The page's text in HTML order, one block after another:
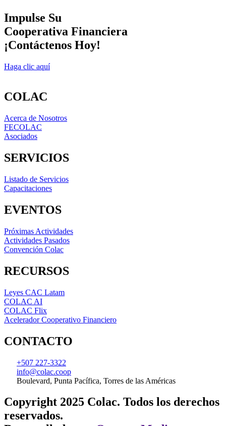
Impulse Su
Cooperativa Financiera
¡Contáctenos Hoy!
Haga clic aquí
COLAC
Acerca de Nosotros
FECOLAC
Asociados
SERVICIOS
Listado de Servicios
Capacitaciones
EVENTOS
Próximas Actividades
Actividades Pasados
Convención Colac
RECURSOS
Leyes CAC Latam
COLAC AI
COLAC Flix
Acelerador Cooperativo Financiero
CONTACTO
+507 227-3322
info@colac.coop
Boulevard, Punta Pacífica, Torres de las Américas
Copyright 2025 Colac. Todos los derechos
reservados.